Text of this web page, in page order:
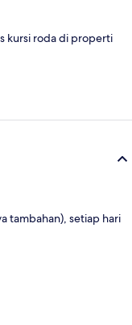
kursi roda di properti
tambahan), setiap hari